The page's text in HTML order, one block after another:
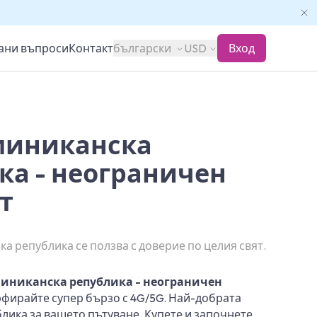
въпросиКонтактбългарски USD Вход
- неограничен
република се ползва с доверие по целия свят.
република - неограничен
супер бързо с 4G/5G. Най-добрата
за вашето пътуване. Купете и започнете